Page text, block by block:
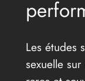
Les études
sexuelle